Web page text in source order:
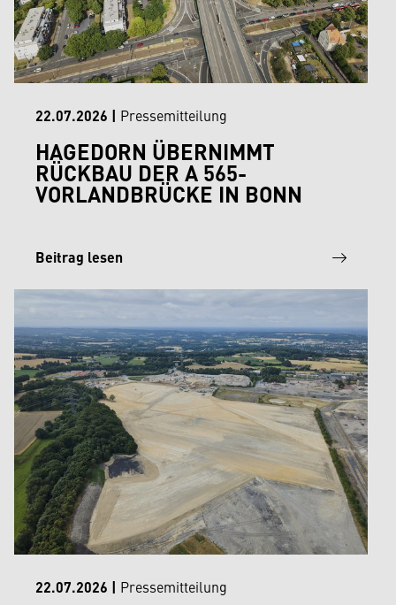
22.07.2026 | Pressemitteilung
HAGEDORN ÜBERNIMMT
RÜCKBAU DER A 565-
VORLANDBRÜCKE IN BONN
Beitrag lesen
22.07.2026 | Pressemitteilung